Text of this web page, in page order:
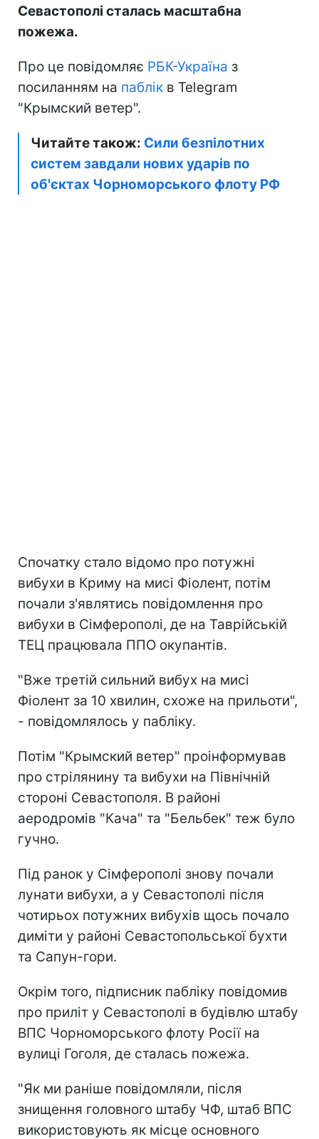
Севастополі сталась масштабна
пожежа.
Про це повідомляє РБК-Україна з
посиланням на паблік в Telegram
"Крымский ветер".
Читайте також: Сили безпілотних
систем завдали нових ударів по
об'єктах Чорноморського флоту РФ
Спочатку стало відомо про потужні
вибухи в Криму на мисі Фіолент, потім
почали з'являтись повідомлення про
вибухи в Сімферополі, де на Таврійській
ТЕЦ працювала ППО окупантів.
"Вже третій сильний вибух на мисі
Фіолент за 10 хвилин, схоже на прильоти",
- повідомлялось у пабліку.
Потім "Крымский ветер" проінформував
про стрілянину та вибухи на Північній
стороні Севастополя. В районі
аеродромів "Кача" та "Бельбек" теж було
гучно.
Під ранок у Сімферополі знову почали
лунати вибухи, а у Севастополі після
чотирьох потужних вибухів щось почало
диміти у районі Севастопольської бухти
та Сапун-гори.
Окрім того, підписник пабліку повідомив
про приліт у Севастополі в будівлю штабу
ВПС Чорноморського флоту Росії на
вулиці Гоголя, де сталась пожежа.
"Як ми раніше повідомляли, після
знищення головного штабу ЧФ, штаб ВПС
використовують як місце основного